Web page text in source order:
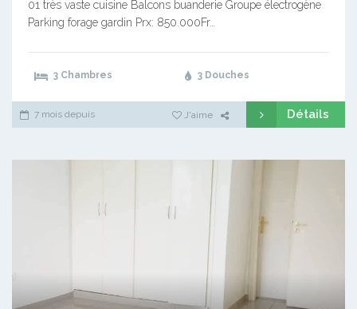
01 très vaste cuisine Balcons buanderie Groupe électrogène
Parking forage gardin Prx: 850.000Fr…
3 Chambres 3 Douches
7 mois depuis J'aime Détails